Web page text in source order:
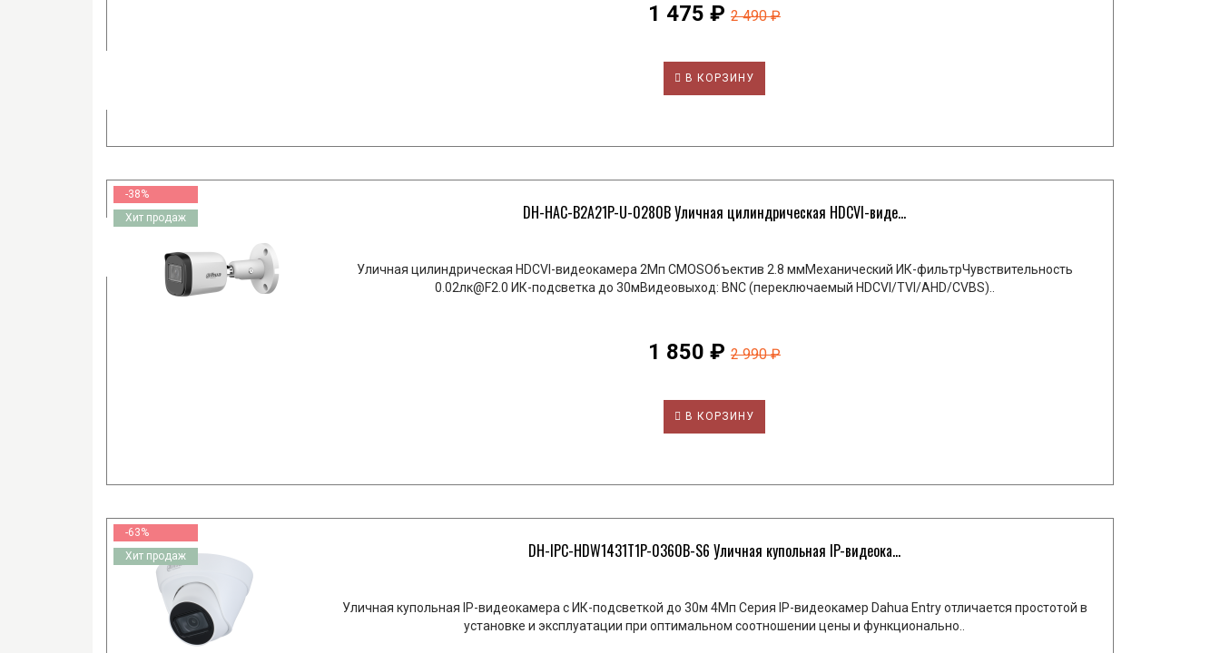
1 475 ₽ 2 490 ₽
В КОРЗИНУ
-38%
Хит продаж
DH-HAC-B2A21P-U-0280B Уличная цилиндрическая HDCVI-виде...
Уличная цилиндрическая HDCVI-видеокамера 2Мп CMOSОбъектив 2.8 ммМеханический ИК-фильтрЧувствительность
0.02лк@F2.0 ИК-подсветка до 30мВидеовыход: BNC (переключаемый HDCVI/TVI/AHD/CVBS)..
1 850 ₽ 2 990 ₽
В КОРЗИНУ
-63%
Хит продаж
DH-IPC-HDW1431T1P-0360B-S6 Уличная купольная IP-видеока...
Уличная купольная IP-видеокамера с ИК-подсветкой до 30м 4Мп Серия IP-видеокамер Dahua Entry отличается простотой в
установке и эксплуатации при оптимальном соотношении цены и функционально..